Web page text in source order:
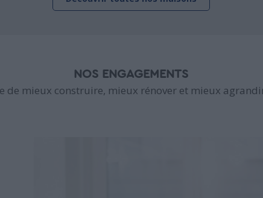
NOS ENGAGEMENTS
de mieux construire, mieux rénover et mieux